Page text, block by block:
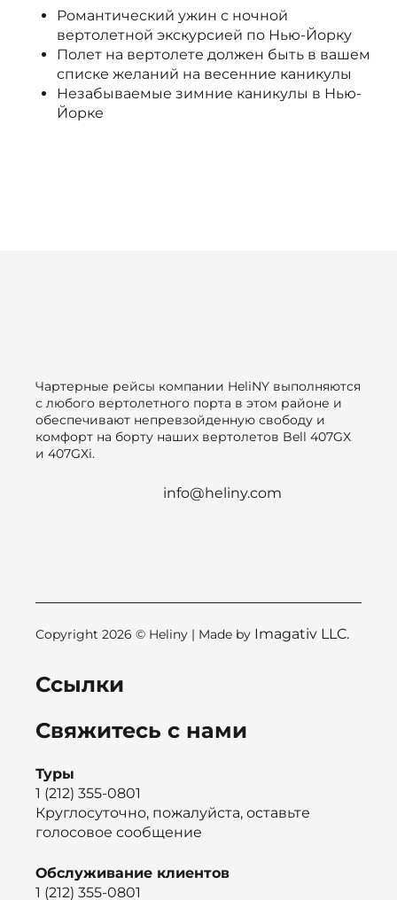
Романтический ужин с ночной
вертолетной экскурсией по Нью-Йорку
Полет на вертолете должен быть в вашем
списке желаний на весенние каникулы
Незабываемые зимние каникулы в Нью-
Йорке
Чартерные рейсы компании HeliNY выполняются
с любого вертолетного порта в этом районе и
обеспечивают непревзойденную свободу и
комфорт на борту наших вертолетов Bell 407GX
и 407GXi.
info@heliny.com
Copyright 2026 © Heliny | Made by Imagativ LLC.
Ссылки
Свяжитесь с нами
Туры
1 (212) 355-0801
Круглосуточно, пожалуйста, оставьте
голосовое сообщение
Обслуживание клиентов
1 (212) 355-0801